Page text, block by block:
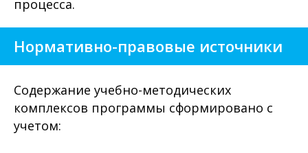
процесса.
Нормативно-правовые источники
Содержание учебно-методических
комплексов программы сформировано с
учетом: